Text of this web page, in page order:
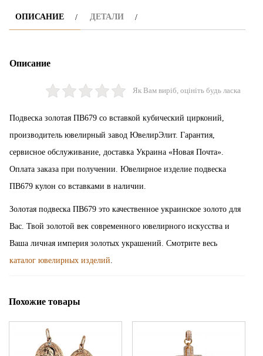
ОПИСАНИЕ ДЕТАЛИ
Описание
Як Вам виріб, оцініть будь ласка
Подвеска золотая ПВ679 со вставкой кубический цирконий,
производитель ювелирный завод ЮвелирЭлит. Гарантия,
сервисное обслуживание, доставка Украина «Новая Почта».
Оплата заказа при получении. Ювелирное изделие подвеска
ПВ679 кулон со вставками в наличии.
Золотая подвеска ПВ679 это качественное украинское золото для
Вас. Твой золотой век современного ювелирного искусства и
Ваша личная империя золотых украшений. Смотрите весь
каталог ювелирных изделий
Похожие товары